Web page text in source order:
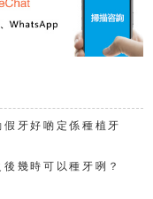
假牙好啲定係種植牙
後幾時可以種牙咧？